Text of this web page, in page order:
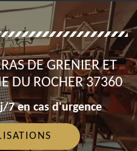
DE GRENIER ET
DU ROCHER 37360
7 en cas d'urgence